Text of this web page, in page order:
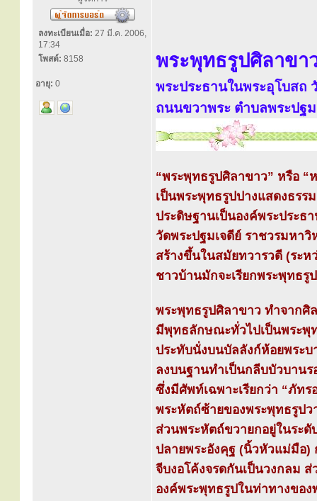
ลงทะเบียนเมื่อ: 27 มี.ค. 2006,
17:34
โพสต์: 8158
อายุ: 0
พระพุทธรูปศิลาขา
พระประธานในพระอุโบสถ
ถนนขวาพระ ตำบลพระปฐ
“พระพุทธรูปศิลาขาว” หรือ “
เป็นพระพุทธรูปปางแสดงธรรม
ประดิษฐานเป็นองค์พระประธ
วัดพระปฐมเจดีย์ ราชวรมหาวิ
สร้างขึ้นในสมัยทวารวดี (ระ
ชาวบ้านมักจะเรียกพระพุทธรู
พระพุทธรูปศิลาขาว ทำจากศิ
มีพุทธลักษณะทั่วไปเป็นพระพุ
ประทับนั่งบนบัลลังก์ห้อยพระ
ลงบนฐานทำเป็นกลีบบัวบาน
ซึ่งมีศัพท์เฉพาะเรียกว่า “ภัท
พระหัตถ์ซ้ายของพระพุทธรูปว
ส่วนพระหัตถ์ขวายกอยู่ในระ
ปลายพระอังคุฐ (นิ้วหัวแม่มือ)
จีบงอโค้งจรดกันเป็นวงกลม
องค์พระพุทธรูปในท่าทางของ